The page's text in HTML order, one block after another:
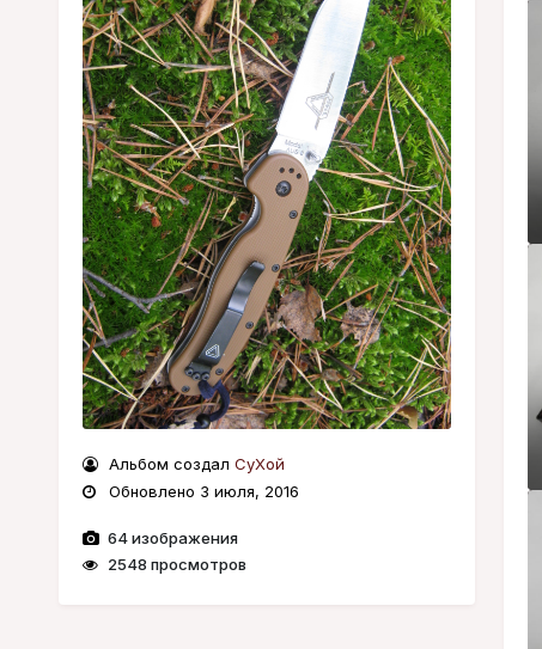
Альбом создал СуХой
Обновлено 3 июля, 2016
64 изображения
2548 просмотров